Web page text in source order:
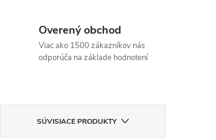
Overený obchod
Viac ako 1500 zákazníkov nás
odporúča na základe hodnotení
SÚVISIACE PRODUKTY